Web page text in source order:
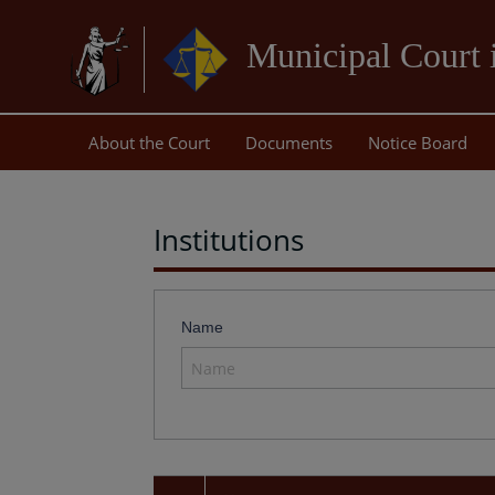
Municipal Court
About the Court Documents Notice Board
Institutions
Name